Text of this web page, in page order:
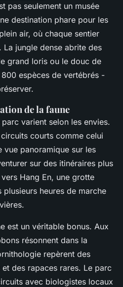
pas seulement un musée
destination phare pour les
air, où chaque sentier
La jungle dense abrite des
grand loris ou le douc de
espèces de vertébrés -
de la faune
varient selon les envies.
courts comme celui
vue panoramique sur les
sur des itinéraires plus
Hang En, une grotte
heures de marche
est un véritable bonus. Aux
résonnent dans la
repèrent des
des rapaces rares. Le parc
avec biologistes locaux